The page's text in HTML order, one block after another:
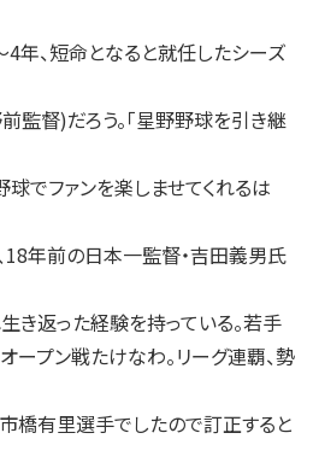
年、短命となると就任したシーズ
監督)だろう。「星野野球を引き継
でファンを楽しませてくれるは
18年前の日本一監督・吉田義男氏
き返った経験を持っている。若手
ープン戦たけなわ。リーグ連覇、勢
橋有里選手でしたので訂正すると